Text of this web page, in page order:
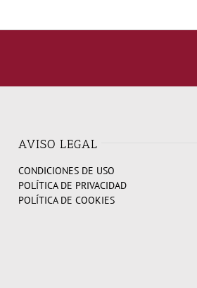
AVISO LEGAL
CONDICIONES DE USO
POLÍTICA DE PRIVACIDAD
POLÍTICA DE COOKIES